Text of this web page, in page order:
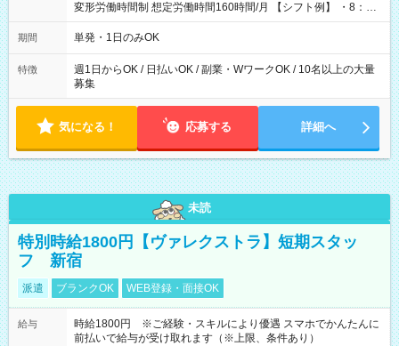
変形労働時間制 想定労働時間160時間/月 【シフト例】 ・8：00
～21：00
期間 単発・1日のみOK
特徴
週1日からOK / 日払いOK / 副業・WワークOK / 10名以上の大量
募集
気になる！ 応募する 詳細へ
未読
特別時給1800円【ヴァレクストラ】短期スタッ
フ 新宿
派遣 ブランクOK WEB登録・面接OK
給与
時給1800円 ※ご経験・スキルにより優遇 スマホでかんたんに
前払いで給与が受け取れます（※上限、条件あり）